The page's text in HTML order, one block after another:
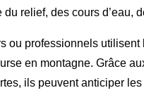
relief, des cours d’eau,
ou professionnels
en montagne. Grâce
ils peuvent anticiper